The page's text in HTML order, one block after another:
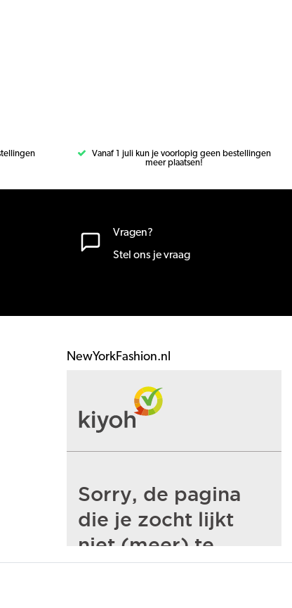
Vanaf 1 juli kun je voorlopig geen bestellingen
meer plaatsen!
Vragen?
Stel ons je vraag
NewYorkFashion.nl